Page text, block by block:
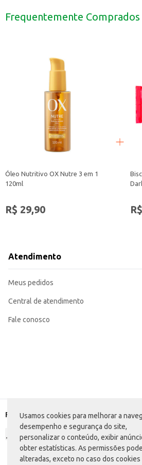
Usamos cookies para melhorar a
desempenho e segurança do site,
personalizar o conteúdo, exibir
obter estatísticas. As permissões
alteradas, exceto no caso dos cookies
Ideal para estabelecimentos comerciais como
Frequentemente
Óleo Nutritivo OX Nutre 3 em 1
120ml
R$ 29,90
Atendimento
Meus pedidos
Central de atendimento
Fale conosco
Formas de pagamento